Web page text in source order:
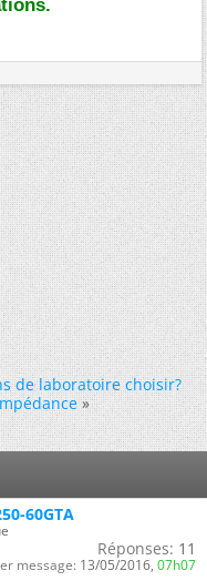
de laboratoire choisir?
»
60GTA
Réponses: 11
message: 13/05/2016, 07h07